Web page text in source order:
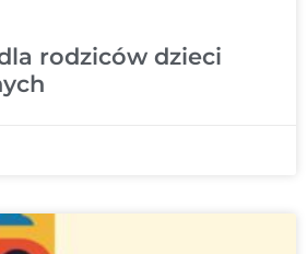
rodziców dzieci